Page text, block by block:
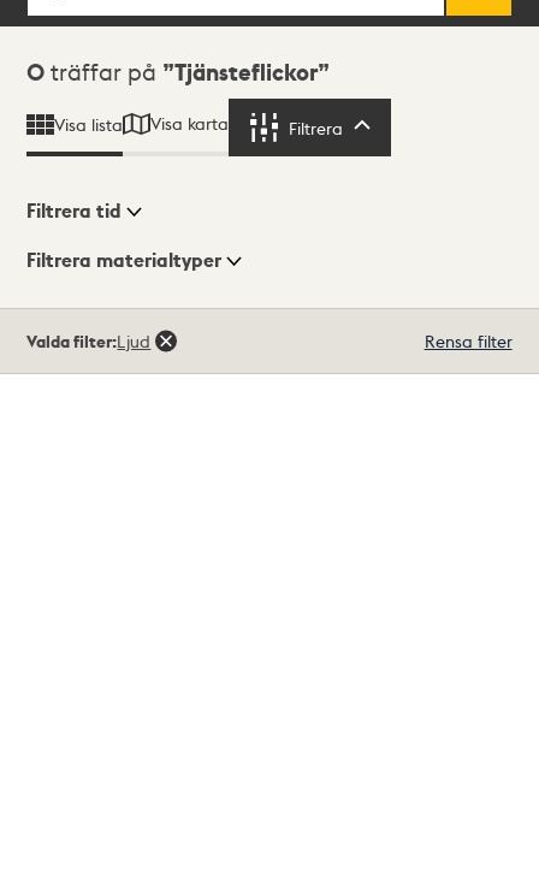
Sökresultat
0 träffar på Tjänsteflickor
Visa lista Visa karta Filtrera
Visningsläge
Filtrera tid
Filtrera materialtyper
träffar
Valda filter:Ljud Rensa filter